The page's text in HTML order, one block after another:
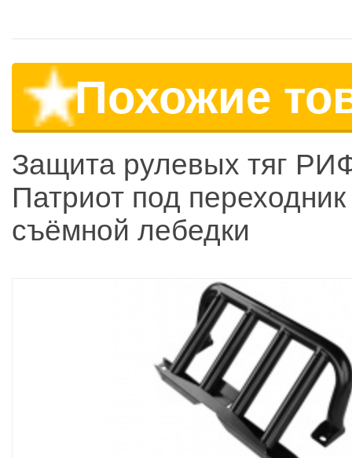
Похожие
Защита рулевых тяг
Патриот под
съёмной лебедки